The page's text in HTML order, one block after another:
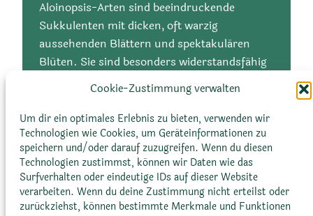
Cookie-Zustimmung verwalten
Um dir ein optimales Erlebnis zu bieten, verwenden wir
Technologien wie Cookies, um Geräteinformationen zu
speichern und/oder darauf zuzugreifen. Wenn du diesen
Technologien zustimmst, können wir Daten wie das
Surfverhalten oder eindeutige IDs auf dieser Website
verarbeiten. Wenn du deine Zustimmung nicht erteilst oder
zurückziehst, können bestimmte Merkmale und Funktionen
Aloinopsis-Arten sind beeindruckende
Sukkulenten mit dicken, oft warzig
aussehenden Blättern und spektakulären
Blüten. Sie sind besonders widerstandsfähig
gegen Trockenheit und Kälte, was sie zu
idealen Pflanzen für herausfordernde
Umgebungen macht.